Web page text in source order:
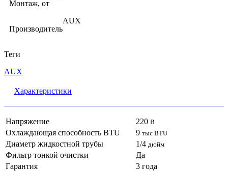
Монтаж, от
Производитель
AUX
Теги
AUX
Характеристики
Напряжение 220 В
Охлаждающая способность BTU 9 тыс BTU
Диаметр жидкостной трубы 1/4 дюйм
Фильтр тонкой очистки
Да
Гарантия
3 года